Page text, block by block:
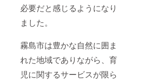
必要だと感じるようになり
ました。
霧島市は豊かな自然に囲ま
れた地域でありながら、育
児に関するサービスが限ら